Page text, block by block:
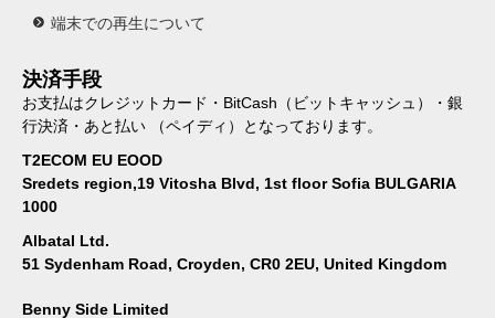
端末での再生について
決済手段
お支払はクレジットカード・BitCash（ビットキャッシュ）・銀
行決済・あと払い （ペイディ）となっております。
T2ECOM EU EOOD
Sredets region,19 Vitosha Blvd, 1st floor Sofia BULGARIA
1000
Albatal Ltd.
51 Sydenham Road, Croyden, CR0 2EU, United Kingdom
Benny Side Limited